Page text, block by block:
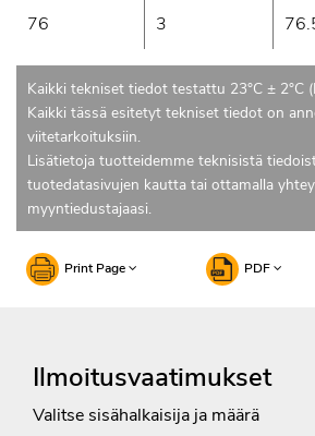
76 3
Kaikki tekniset tiedot testattu 23°C ± 2°C
Kaikki tässä esitetyt tekniset tiedot on
viitetarkoituksiin.
Lisätietoja tuotteidemme teknisistä
tuotedatasivujen kautta tai ottamalla
myyntiedustajaasi.
Print Page PDF
Ilmoitusvaatimukset
Valitse sisähalkaisija ja määrä